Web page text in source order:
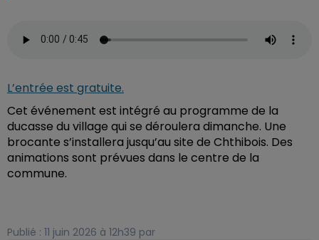
L’entrée est gratuite.
Cet événement est intégré au programme de la
ducasse du village qui se déroulera dimanche. Une
brocante s’installera jusqu’au site de Chthibois. Des
animations sont prévues dans le centre de la
commune.
Publié : 11 juin 2026 à 12h39 par